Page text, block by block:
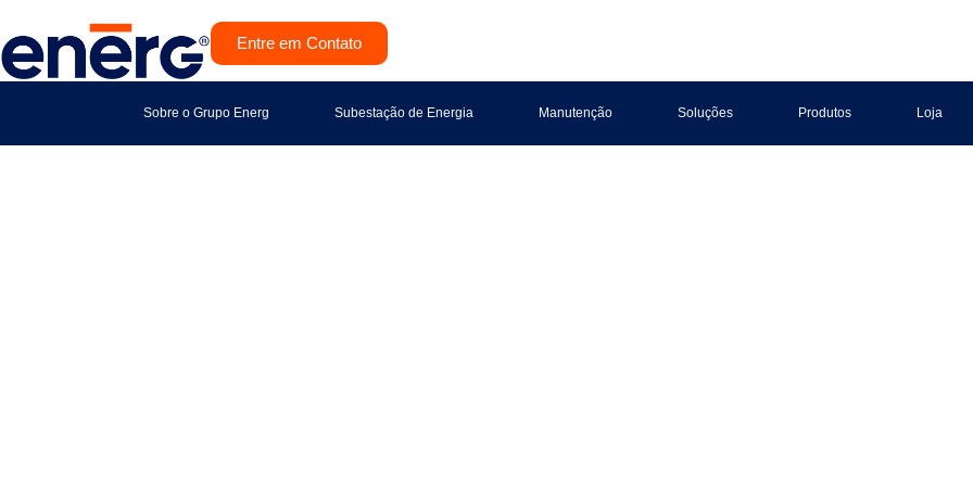
Entre em Contato
Sobre o Grupo Energ Subestação de Energia Manutenção Soluções Produtos Loja